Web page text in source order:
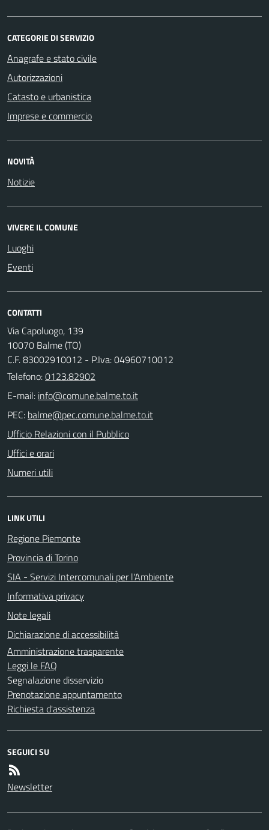
CATEGORIE DI SERVIZIO
Anagrafe e stato civile
Autorizzazioni
Catasto e urbanistica
Imprese e commercio
NOVITÀ
Notizie
VIVERE IL COMUNE
Luoghi
Eventi
CONTATTI
Via Capoluogo, 139
10070 Balme (TO)
C.F. 83002910012 - P.Iva: 04960710012
Telefono:0123.82902
E-mail:
PEC:
Ufficio Relazioni con il Pubblico
Uffici e orari
Numeri utili
LINK UTILI
Regione Piemonte
Provincia di Torino
SIA - Servizi Intercomunali per l'Ambiente
Informativa privacy
Note legali
Dichiarazione di accessibilità
Amministrazione trasparente
Leggi le FAQ
Segnalazione disservizio
Prenotazione appuntamento
Richiesta d'assistenza
SEGUICI SU
Newsletter